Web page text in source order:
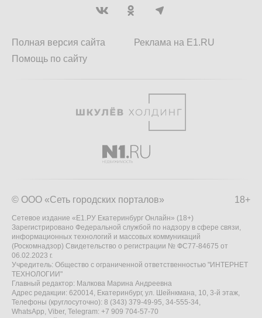
Полная версия сайта
Помощь по сайту
Реклама на E1.RU
18+
© ООО «Сеть городских порталов»
Сетевое издание «Е1.РУ Екатеринбург Онлайн» (18+)
Зарегистрировано Федеральной службой по надзору в сфере связи,
информационных технологий и массовых коммуникаций
(Роскомнадзор) Свидетельство о регистрации № ФС77-84675 от
06.02.2023 г.
Учредитель: Общество с ограниченной ответственностью "ИНТЕРНЕТ
ТЕХНОЛОГИИ"
Главный редактор: Малкова Марина Андреевна
Адрес редакции: 620014, Екатеринбург, ул. Шейнкмана, 10, 3-й этаж,
Телефоны (круглосуточно): 8 (343) 379-49-95, 34-555-34,
WhatsApp, Viber, Telegram: +7 909 704-57-70